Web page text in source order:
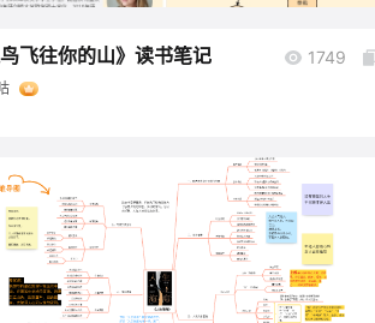
鸟飞往你的山》读书笔记 1749
boardmix